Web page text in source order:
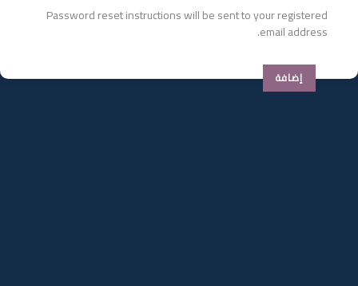
Password reset instructions will be sent to your registered
email address.